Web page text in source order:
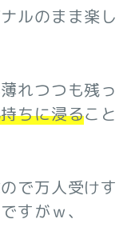
ルのまま楽し
れつつも残っ
ちに浸ること
で万人受けす
すがｗ、